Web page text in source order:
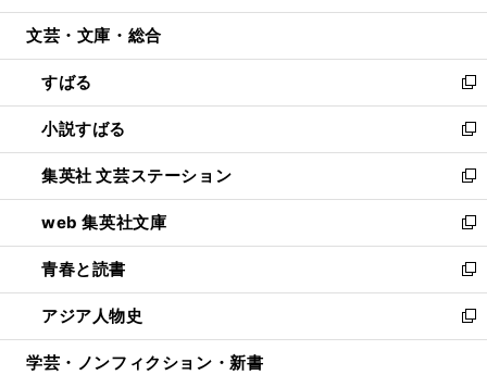
開
ウ
開
く
ン
ウ
で
開
く
ウ
ン
ド
ウ
で
開
く
文芸・文庫・総合
すばる
新
し
い
ウ
ィ
ン
ド
ウ
で
開
く
小説すばる
新
し
い
ウ
ィ
ン
ド
ウ
で
開
集英社 文芸ステーション
新
し
い
ウ
ィ
ン
ド
ウ
web 集英社文庫
新
し
い
ウ
ィ
ン
青春と読書
新
し
い
ウ
アジア人物史
新
し
学芸・ノンフィクション・新書